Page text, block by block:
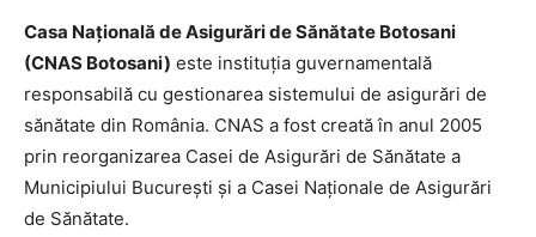
Casa Națională de Asigurări de Sănătate Botosani
(CNAS Botosani) este instituția guvernamentală
responsabilă cu gestionarea sistemului de asigurări de
sănătate din România. CNAS a fost creată în anul 2005
prin reorganizarea Casei de Asigurări de Sănătate a
Municipiului București și a Casei Naționale de Asigurări
de Sănătate.